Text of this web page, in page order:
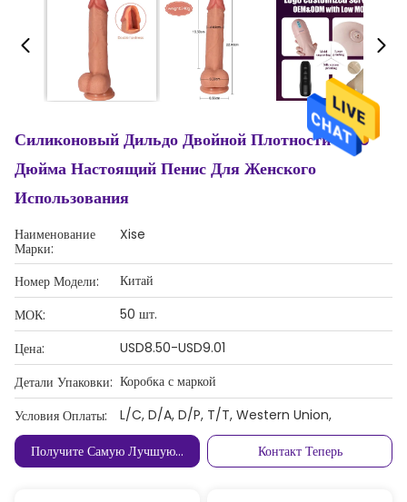
Силиконовый Дильдо Двойной Плотности 8,66
Дюйма Настоящий Пенис Для Женского
Использования
Наименование
Марки:
Xise
Номер Модели:
Китай
МОК:
50 шт.
Цена:
USD8.50-USD9.01
Детали Упаковки: Коробка с маркой
Условия Оплаты:
L/C, D/A, D/P, T/T, Western Union,
Получите Самую Лучшую Цену
Контакт Теперь